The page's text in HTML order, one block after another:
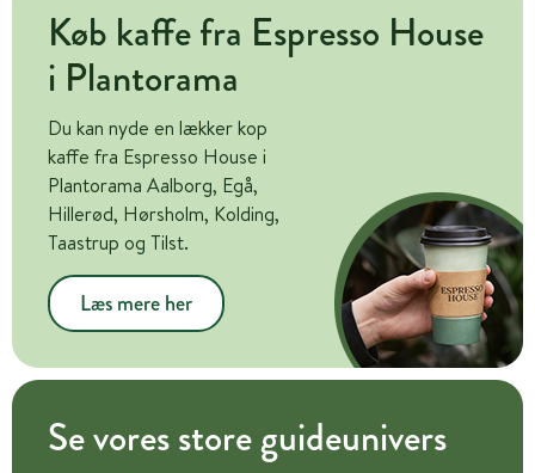
Køb kaffe fra Espresso House
i Plantorama
Du kan nyde en lækker kop
kaffe fra Espresso House i
Plantorama Aalborg, Egå,
Hillerød, Hørsholm, Kolding,
Taastrup og Tilst.
Læs mere her
Se vores store guideunivers